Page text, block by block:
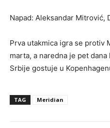
Napad: Aleksandar Mitrović,
Prva utakmica igra se protiv
marta, a naredna je pet
Srbije gostuje u
TAG Meridian